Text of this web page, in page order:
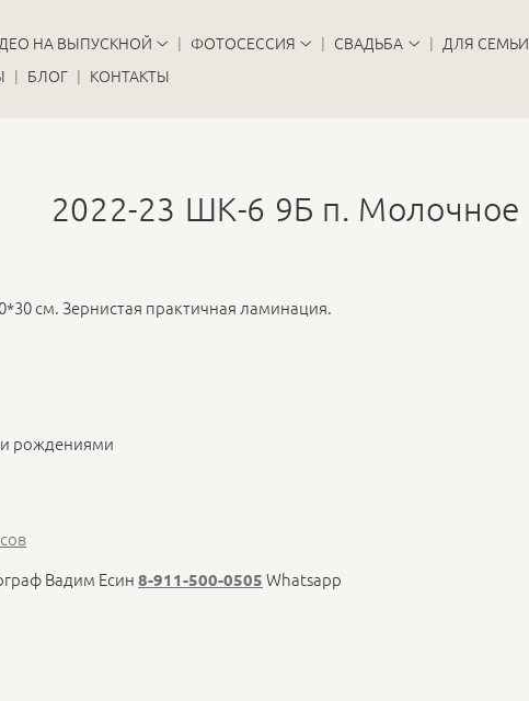
НА ВЫПУСКНОЙ ФОТОСЕССИЯ СВАДЬБА
ДЛЯ СЕМЬИ
БЛОГ КОНТАКТЫ
2022-23 ШК-6 9Б п. Молочное
см. Зернистая практичная ламинация.
рождениями
Вадим Есин8-911-500-0505 Whatsapp